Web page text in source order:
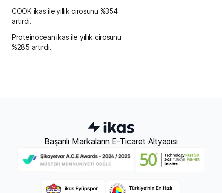
COOK ikas ile yıllık cirosunu %354
artırdı.
Proteinocean ikas ile yıllık cirosunu
%285 artırdı.
Başarılı Markaların E-Ticaret Altyapısı